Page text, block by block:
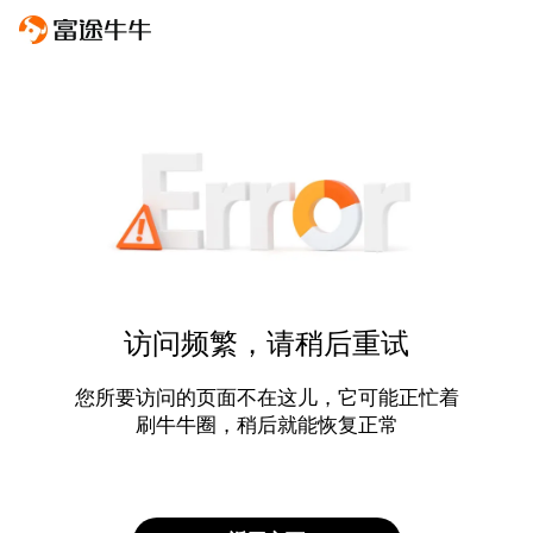
访问频繁，请稍后重试
您所要访问的页面不在这儿，它可能正忙着
刷牛牛圈，稍后就能恢复正常